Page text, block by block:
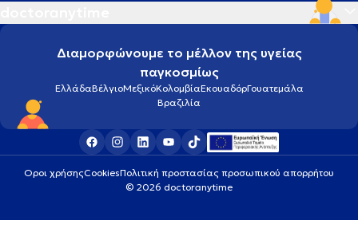
Διαμορφώνουμε το μέλλον της υγείας
παγκοσμίως
ΕλλάδαΒέλγιοΜεξικόΚολομβίαΕκουαδόρΓουατεμάλα
Βραζιλία
Οροι χρήσηςCookiesΠολιτική προστασίας προσωπικού απορρήτου
© 2026 doctoranytime